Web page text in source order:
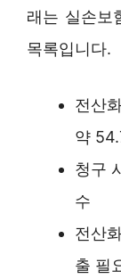
래는 실손보
목록입니다.
전산
약
청구
수
전산
출 필